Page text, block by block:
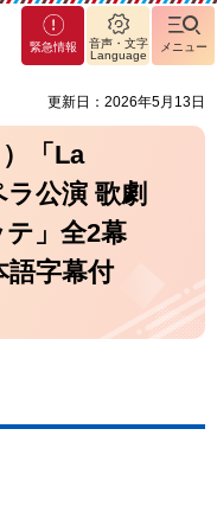
緊急情報
音声・文字
Language
メニュー
更新日：2026年5月13日
「La
公演 歌劇
テ」全2幕
語字幕付